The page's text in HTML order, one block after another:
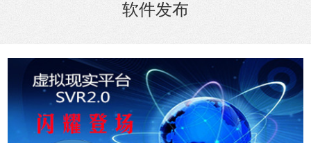
软件发布